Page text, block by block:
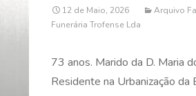
12 de Maio, 2026 Arquivo
Funerária Trofense Lda
73 anos. Marido da D. Maria
Residente na Urbanização da